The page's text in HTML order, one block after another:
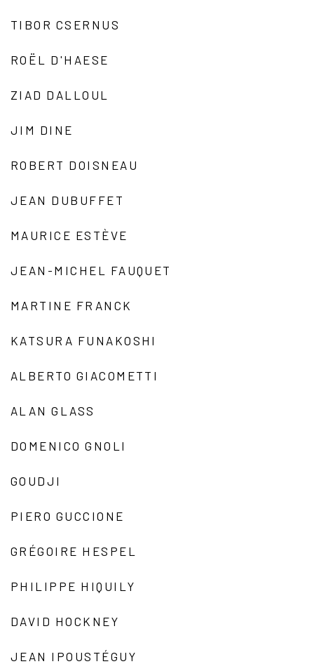
TIBOR CSERNUS
ROËL D'HAESE
ZIAD DALLOUL
JIM DINE
ROBERT DOISNEAU
JEAN DUBUFFET
MAURICE ESTÈVE
JEAN-MICHEL FAUQUET
MARTINE FRANCK
KATSURA FUNAKOSHI
ALBERTO GIACOMETTI
ALAN GLASS
DOMENICO GNOLI
GOUDJI
PIERO GUCCIONE
GRÉGOIRE HESPEL
PHILIPPE HIQUILY
DAVID HOCKNEY
JEAN IPOUSTÉGUY